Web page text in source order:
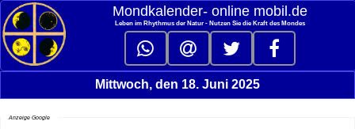
Mondkalender‑ online mobil.de
Leben im Rhythmus der Natur - Nutzen Sie die Kraft des Mondes
Mittwoch, den 18. Juni 2025
Anzeige Google